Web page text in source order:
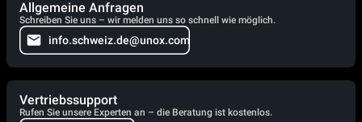
Allgemeine Anfragen
Schreiben Sie uns – wir melden uns so schnell wie möglich.
info.schweiz.de@unox.com
Vertriebssupport
Rufen Sie unsere Experten an – die Beratung ist kostenlos.